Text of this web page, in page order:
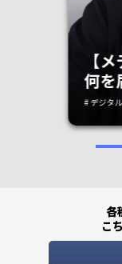
【
何を
た再
滞し
道
# デジタ
各
こ